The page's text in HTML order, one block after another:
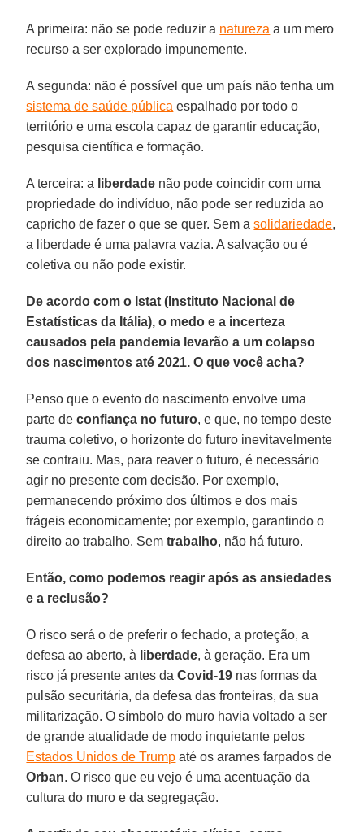
A primeira: não se pode reduzir a natureza a um mero
recurso a ser explorado impunemente.
A segunda: não é possível que um país não tenha um
sistema de saúde pública espalhado por todo o
território e uma escola capaz de garantir educação,
pesquisa científica e formação.
A terceira: a liberdade não pode coincidir com uma
propriedade do indivíduo, não pode ser reduzida ao
capricho de fazer o que se quer. Sem asolidariedade,
a liberdade é uma palavra vazia. A salvação ou é
coletiva ou não pode existir.
De acordo com o Istat (Instituto Nacional de
Estatísticas da Itália), o medo e a incerteza
causados pela pandemia levarão a um colapso
dos nascimentos até 2021. O que você acha?
Penso que o evento do nascimento envolve uma
parte de confiança no futuro, e que, no tempo deste
trauma coletivo, o horizonte do futuro inevitavelmente
se contraiu. Mas, para reaver o futuro, é necessário
agir no presente com decisão. Por exemplo,
permanecendo próximo dos últimos e dos mais
frágeis economicamente; por exemplo, garantindo o
direito ao trabalho. Semtrabalho, não há futuro.
Então, como podemos reagir após as ansiedades
e a reclusão?
O risco será o de preferir o fechado, a proteção, a
defesa ao aberto, à liberdade, à geração. Era um
risco já presente antes daCovid-19 nas formas da
pulsão securitária, da defesa das fronteiras, da sua
militarização. O símbolo do muro havia voltado a ser
de grande atualidade de modo inquietante pelos
Estados Unidos de Trump até os arames farpados de
Orban. O risco que eu vejo é uma acentuação da
cultura do muro e da segregação.